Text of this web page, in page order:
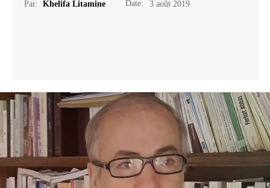
Par: Khelifa Litamine Date: 3 août 2019